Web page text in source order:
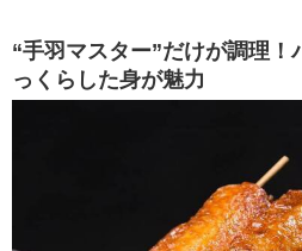
“手羽マスター”だけが調理！
っくらした身が魅力